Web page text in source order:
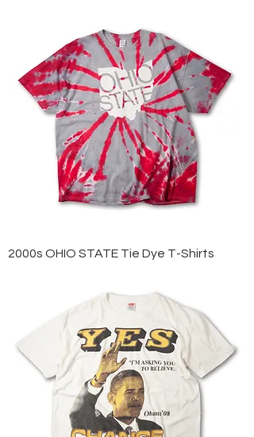
2000s OHIO STATE Tie Dye T-Shirts